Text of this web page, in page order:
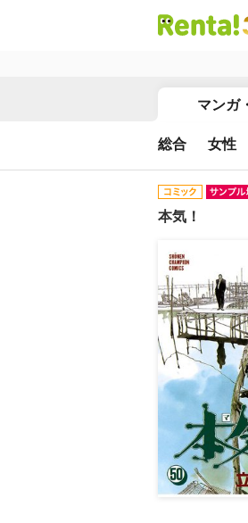
マンガ
総合 女性
本気！